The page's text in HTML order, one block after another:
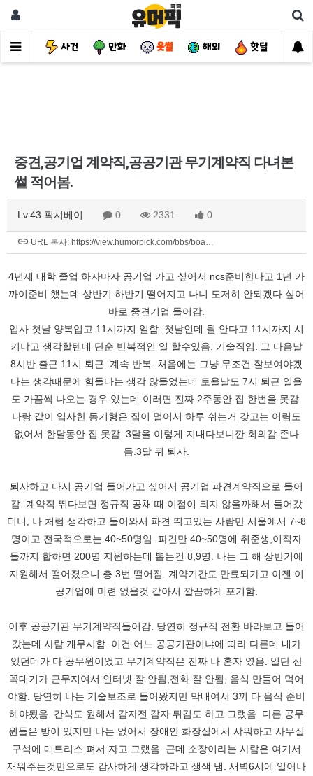
유머 사건 만화 웃썰 해외 핫딜 자
중견,공기업 계약직,공공기관 무기계약직 다녀본
썰 적어봄.
Lv.43 픽시베이 0 2331 0
URL 복사: https://view.humorpick.com/bbs/boa…
4년제 대학 졸업 하자마자 공기업 가고 싶어서 ncs준비한다고 1년 가
까이준비 했는데 상반기 하반기 떨어지고 나니 도저히 안되겠다 싶어
바로 중견기업 들어감.
입사 첫날 양복입고 11시까지 일함. 첫날인데 뭘 안다고 11시까지 시
키냐고 생각할텐데 단순 반복적인 일 할수있음. 기술직임. 그 다음날
8시반 출근 11시 퇴근. 계속 반복. 처음에는 그냥 무조건 잘보여야겠
다는 생각때문에 힘들다는 생각 않들었는데 토욜날도 7시 퇴근 일욜
도 가끔씩 나오는 경우 있는데 이러면 진짜 2주동안 집 한번을 못감.
나랑 같이 입사한 동기형은 집이 멀어서 하루 쉬는거 갖고는 어림도
없어서 한달동안 집 못감. 3달을 이렇게 지내다보니깐 회의감 존나
듬.3달 뒤 퇴사.
퇴사하고 다시 공기업 들어가고 싶어서 공기업 파견계약직으로 들어
감. 계약직 뛰다보면 정규직 공채 때 이점이 되지 않을까해서 들어갔
더니, 나 처럼 생각하고 들어와서 파견 뛰고있는 사람만 서울에서 7~8
명이고 전국적으로는 40~50명임. 파견만 40~50명에 취준생,이직자
들까지 합하면 200명 지원하는데 뽑는건 8,9명. 나는 그 해 상반기에
지원해서 떨어졌으니 총 3번 떨어짐. 계약기간도 만료되가고 이젠 이
공기업에 미련 없을것 같아서 깔끔하게 포기함.
이후 공공기관 무기계약직들어감. 당연히 정규직 전환 바라보고 들어
갔는데 사람 개무시함. 이건 어느 공공기관이냐에 따라 다른데 내가
있던데가 다 공무원이었고 무기계약직은 진짜 나 혼자 였음. 일단 산
꼭대기가 근무지여서 인터넷 잘 안됨,전화 잘 안됨, 음식 만들어 먹어
야함. 당연히 나는 기술보조로 들어왔지만 막내여서 3끼 다 음식 준비
해야됬음. 간식도 원해서 감자전 감자 튀김도 하고 그랬음. 다른 공무
원들은 방이 있지만 나는 없어서 장애인 화장실에서 샤워하고 사무실
구석에 매트리스 펴서 자고 그랬음. 근데 소장이라는 사람은 여기서
재워주는것만으로도 감사하게 생각하라고 생색 냄. 새벽6시에 일어나